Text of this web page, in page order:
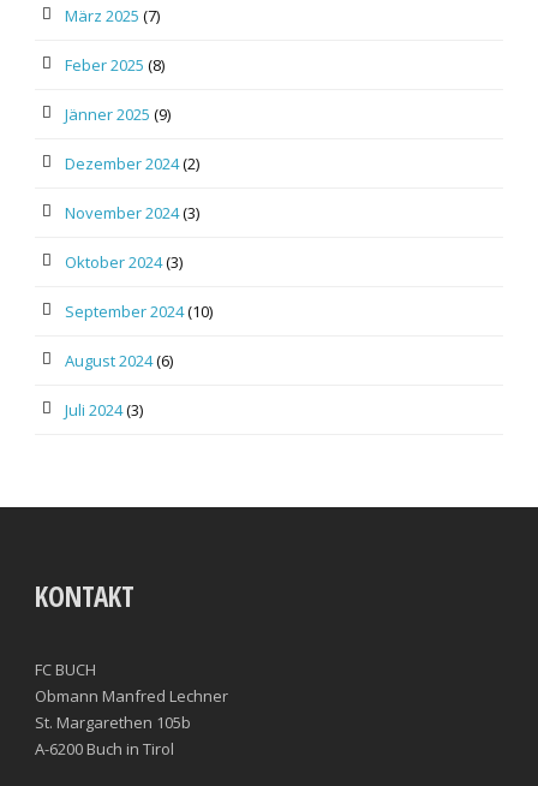
März 2025 (7)
Feber 2025 (8)
Jänner 2025 (9)
Dezember 2024(2)
November 2024(3)
Oktober 2024(3)
September 2024(10)
August 2024(6)
Juli 2024(3)
KONTAKT
FC BUCH
Obmann Manfred Lechner
St. Margarethen 105b
A-6200 Buch in Tirol